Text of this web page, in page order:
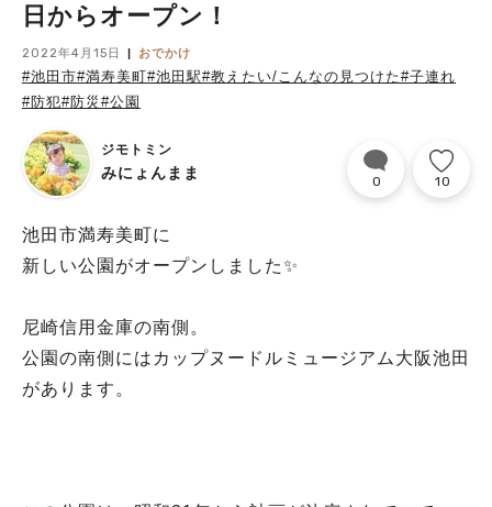
日からオープン！
2022年4月15日 おでかけ
#池田市#満寿美町#池田駅#教えたい/こんなの見つけた#子連れ
#防犯#防災 #公園
ジモトミン
みにょんまま 0 10
池田市満寿美町に
新しい公園がオープンしました✨
尼崎信用金庫の南側。
公園の南側にはカップヌードルミュージアム大阪池田
があります。